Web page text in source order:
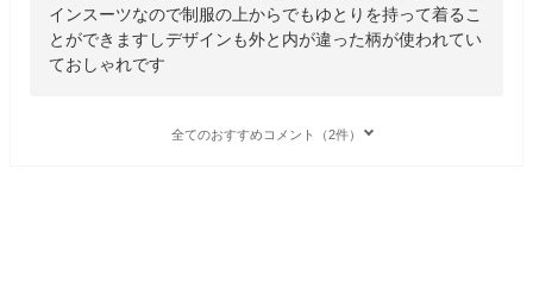
インスーツなので制服の上からでもゆとりを持って着るこ
とができますしデザインも外と内が違った柄が使われてい
ておしゃれです
全てのおすすめコメント（2件）